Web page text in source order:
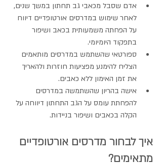
אדם שסבל מכאבי גב תחתון במשך שנים,
לאחר שימוש במדרסים אורטופדיים דיווח
על הפחתה משמעותית בכאב ושיפור
בתפקוד היומיומי.
ספורטאי שהשתמש במדרסים מותאמים
הצליח להימנע מפציעות חוזרות ולהאריך
את זמן האימון ללא כאבים.
אישה בהריון שהשתמשה במדרסים
להפחתת עומס על הגב התחתון דיווחה על
הקלה בכאבים ושיפור בניידות.
איך לבחור מדרסים אורטופדיים
מתאימים?